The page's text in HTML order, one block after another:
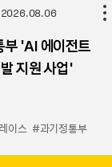
2026.08.06
‘AI 에이전트
지원 사업’
이스 #과기정통부